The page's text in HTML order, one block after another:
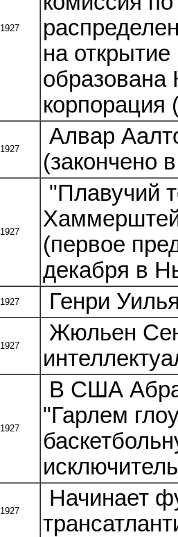
1927
на
образована
корпорация
1927
Алвар
(закончено
1927
"Плавучий
(первое
декабря в
1927 Генри
1927
Жюльен
1927
В США
"Гарлем
1927
Начинает